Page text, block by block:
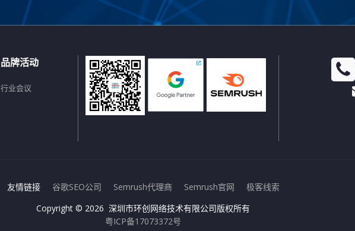
品牌活动
行业会议
友情链接 谷歌SEO公司 Semrush代理商 Semrush官网
极客线索
Copyright © 2026 深圳市环创网络技术有限公司版权所有
粤ICP备17073372号